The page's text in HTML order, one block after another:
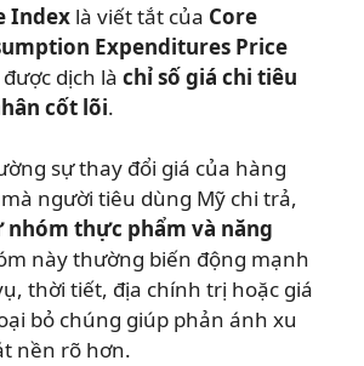
Index là viết tắt của Core
Expenditures Price
dịch là chỉ số giá chi tiêu
cốt lõi.
sự thay đổi giá của hàng
người tiêu dùng Mỹ chi trả,
thực phẩm và năng
này thường biến động mạnh
thời tiết, địa chính trị hoặc giá
bỏ chúng giúp phản ánh xu
nền rõ hơn.